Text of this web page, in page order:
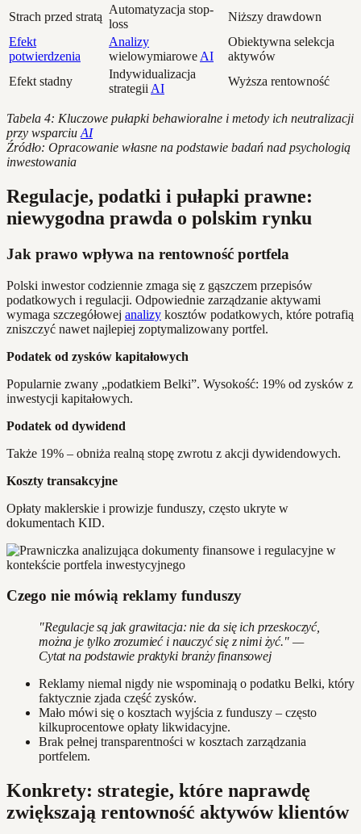
Strach przed stratą
Automatyzacja stop-
loss
Niższy drawdown
Efekt
potwierdzenia
Analizy
wielowymiarowe AI
Obiektywna selekcja
aktywów
Efekt stadny
Indywidualizacja
strategii AI
Wyższa rentowność
Tabela 4: Kluczowe pułapki behawioralne i metody ich neutralizacji
przy wsparciu AI
Źródło: Opracowanie własne na podstawie badań nad psychologią
inwestowania
Regulacje, podatki i pułapki prawne:
niewygodna prawda o polskim rynku
Jak prawo wpływa na rentowność portfela
Polski inwestor codziennie zmaga się z gąszczem przepisów
podatkowych i regulacji. Odpowiednie zarządzanie aktywami
wymaga szczegółowej analizy kosztów podatkowych, które potrafią
zniszczyć nawet najlepiej zoptymalizowany portfel.
Podatek od zysków kapitałowych
Popularnie zwany „podatkiem Belki”. Wysokość: 19% od zysków z
inwestycji kapitałowych.
Podatek od dywidend
Także 19% – obniża realną stopę zwrotu z akcji dywidendowych.
Koszty transakcyjne
Opłaty maklerskie i prowizje funduszy, często ukryte w
dokumentach KID.
Czego nie mówią reklamy funduszy
"Regulacje są jak grawitacja: nie da się ich przeskoczyć,
można je tylko zrozumieć i nauczyć się z nimi żyć." —
Cytat na podstawie praktyki branży finansowej
Reklamy niemal nigdy nie wspominają o podatku Belki, który
faktycznie zjada część zysków.
Mało mówi się o kosztach wyjścia z funduszy – często
kilkuprocentowe opłaty likwidacyjne.
Brak pełnej transparentności w kosztach zarządzania
portfelem.
Konkrety: strategie, które naprawdę
zwiększają rentowność aktywów klientów